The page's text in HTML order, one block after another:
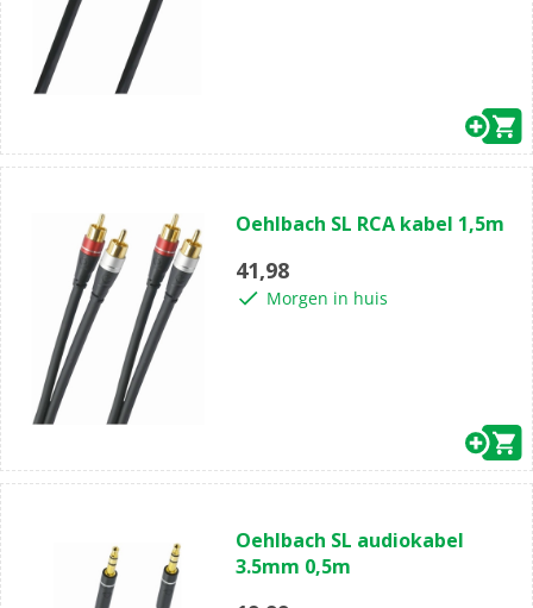
van
5
sterren.
Oehlbach SL RCA kabel 1,5m
41,98
Morgen in huis
van
de
Oehlbach SL audiokabel
3.5mm 0,5m